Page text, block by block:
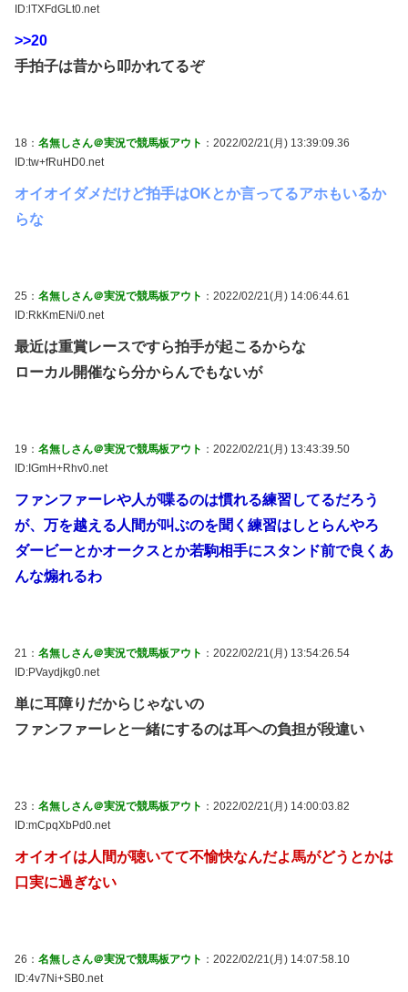
ID:lTXFdGLt0.net
>>20
手拍子は昔から叩かれてるぞ
18： 名無しさん＠実況で競馬板アウト ：2022/02/21(月) 13:39:09.36
ID:tw+fRuHD0.net
オイオイダメだけど拍手はOKとか言ってるアホもいるか
らな
25： 名無しさん＠実況で競馬板アウト ：2022/02/21(月) 14:06:44.61
ID:RkKmENi/0.net
最近は重賞レースですら拍手が起こるからな
ローカル開催なら分からんでもないが
19： 名無しさん＠実況で競馬板アウト ：2022/02/21(月) 13:43:39.50
ID:IGmH+Rhv0.net
ファンファーレや人が喋るのは慣れる練習してるだろう
が、万を越える人間が叫ぶのを聞く練習はしとらんやろ
ダービーとかオークスとか若駒相手にスタンド前で良くあ
んな煽れるわ
21： 名無しさん＠実況で競馬板アウト ：2022/02/21(月) 13:54:26.54
ID:PVaydjkg0.net
単に耳障りだからじゃないの
ファンファーレと一緒にするのは耳への負担が段違い
23： 名無しさん＠実況で競馬板アウト ：2022/02/21(月) 14:00:03.82
ID:mCpqXbPd0.net
オイオイは人間が聴いてて不愉快なんだよ馬がどうとかは
口実に過ぎない
26： 名無しさん＠実況で競馬板アウト ：2022/02/21(月) 14:07:58.10
ID:4v7Ni+SB0.net